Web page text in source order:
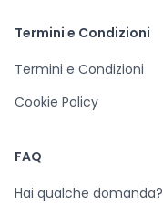
Termini e Condizioni
Termini e Condizioni
Cookie Policy
FAQ
Hai qualche domanda?